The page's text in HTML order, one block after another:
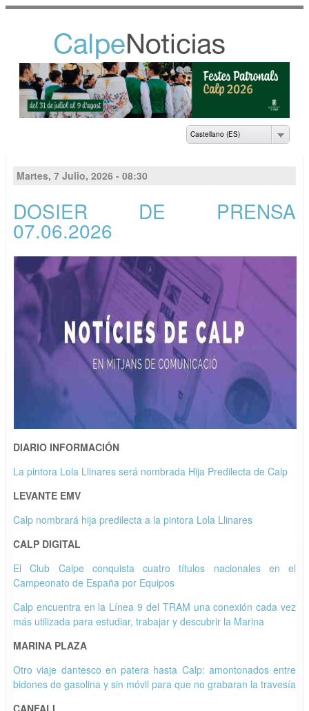
principal
NOTICIAS DEL
AYUNTAMIENTO DE
Castellano (ES)
Martes, 7 Julio, 2026 - 08:30
DOSIER DE PRENSA
07.06.2026
DIARIO INFORMACIÓN
La pintora Lola Llinares será nombrada Hija Predilecta de Calp
LEVANTE EMV
Calp nombrará hija predilecta a la pintora Lola Llinares
CALP DIGITAL
El Club Calpe conquista cuatro títulos nacionales en el
Campeonato de España por Equipos
Calp encuentra en la Línea 9 del TRAM una conexión cada vez
más utilizada para estudiar, trabajar y descubrir la Marina
MARINA PLAZA
Otro viaje dantesco en patera hasta Calp: amontonados entre
bidones de gasolina y sin móvil para que no grabaran la travesía